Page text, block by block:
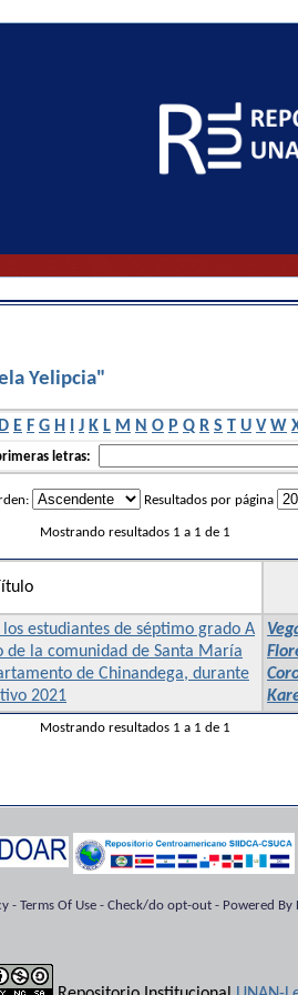
Yelipcia"
D E F G H I J K L M N O P Q R S T U V W
letras:
Resultados por página
Mostrando resultados 1 a 1 de 1
estudiantes de séptimo grado A
de la comunidad de Santa María
de Chinandega, durante
2021
Mostrando resultados 1 a 1 de 1
Terms Of Use - Check/do opt-out - Powered By